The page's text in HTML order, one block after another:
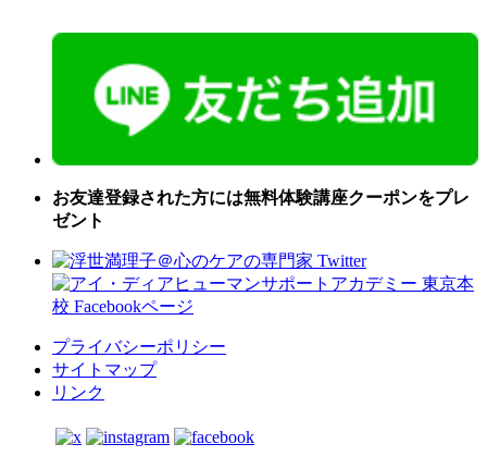
お友達登録された方には無料体験講座クーポンをプレ
ゼント
プライバシーポリシー
サイトマップ
リンク